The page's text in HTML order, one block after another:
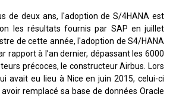
de deux ans, l'adoption de S/4HANA est
les résultats fournis par SAP en juillet
de cette année, l'adoption de S4/HANA
rapport à l’an dernier, dépassant les 6000
précoces, le constructeur Airbus. Lors
avait eu lieu à Nice en juin 2015, celui-ci
remplacé sa base de données Oracle